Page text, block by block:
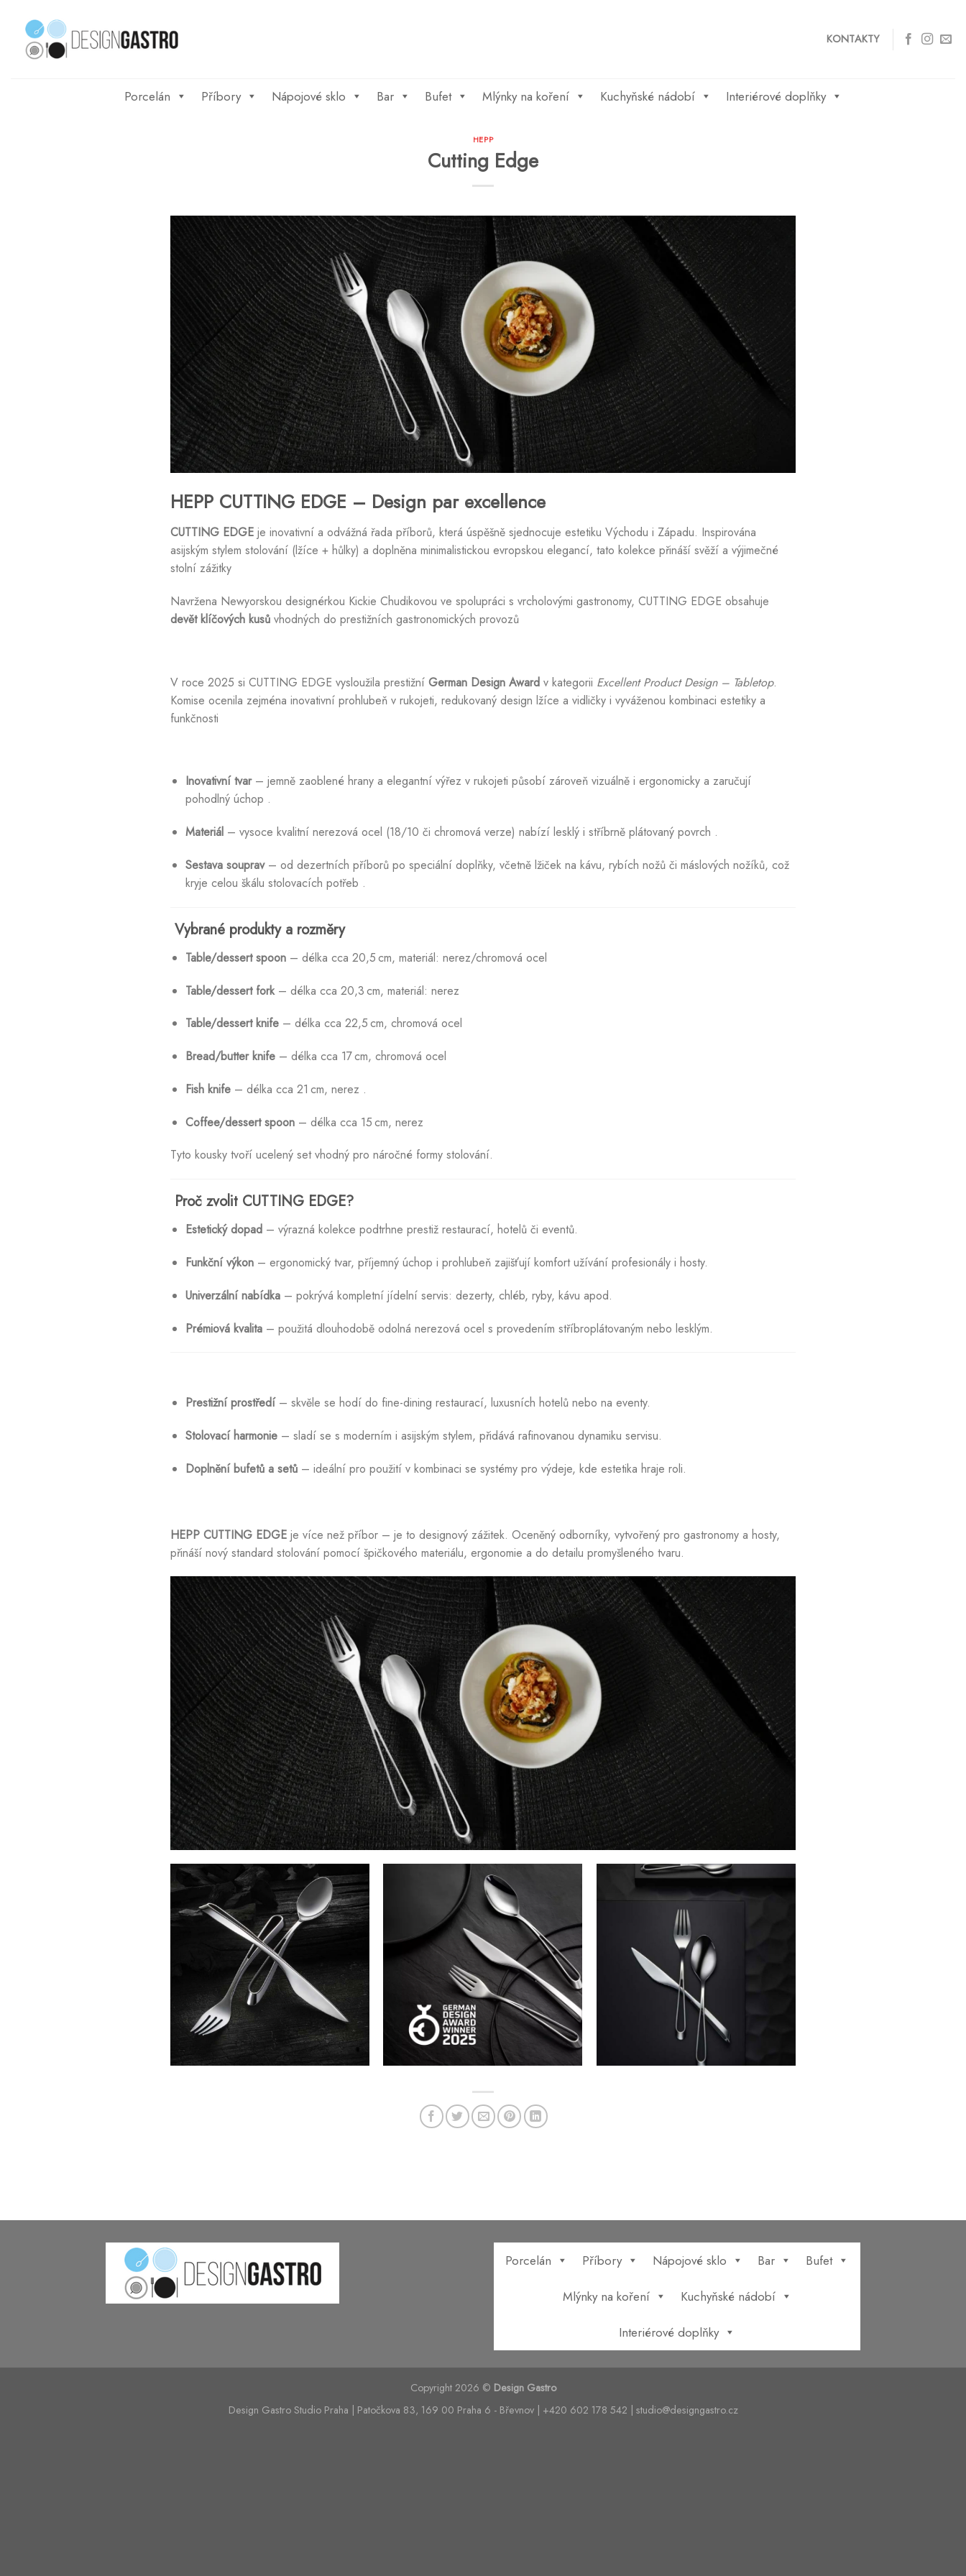
content
KONTAKTY
Porcelán Příbory Nápojové sklo Bar Bufet Mlýnky na koření Kuchyňské nádobí Interiérové doplňky
HEPP
Cutting Edge
HEPP CUTTING EDGE – Design par excellence
CUTTING EDGE je inovativní a odvážná řada příborů, která úspěšně sjednocuje estetiku Východu i Západu. Inspirována
asijským stylem stolování (lžíce + hůlky) a doplněna minimalistickou evropskou elegancí, tato kolekce přináší svěží a výjimečné
stolní zážitky
Navržena Newyorskou designérkou Kickie Chudikovou ve spolupráci s vrcholovými gastronomy, CUTTING EDGE obsahuje
devět klíčových kusů vhodných do prestižních gastronomických provozů
V roce 2025 si CUTTING EDGE vysloužila prestižní German Design Award v kategorii Excellent Product Design – Tabletop.
Komise ocenila zejména inovativní prohlubeň v rukojeti, redukovaný design lžíce a vidličky i vyváženou kombinaci estetiky a
funkčnosti
Inovativní tvar– jemně zaoblené hrany a elegantní výřez v rukojeti působí zároveň vizuálně i ergonomicky a zaručují
pohodlný úchop .
Materiál– vysoce kvalitní nerezová ocel (18/10 či chromová verze) nabízí lesklý i stříbrně plátovaný povrch .
Sestava souprav– od dezertních příborů po speciální doplňky, včetně lžiček na kávu, rybích nožů či máslových nožíků, což
kryje celou škálu stolovacích potřeb .
Vybrané produkty a rozměry
Table/dessert spoon– délka cca 20,5 cm, materiál: nerez/chromová ocel
Table/dessert fork– délka cca 20,3 cm, materiál: nerez
Table/dessert knife– délka cca 22,5 cm, chromová ocel
Bread/butter knife– délka cca 17 cm, chromová ocel
Fish knife– délka cca 21 cm, nerez .
Coffee/dessert spoon– délka cca 15 cm, nerez
Tyto kousky tvoří ucelený set vhodný pro náročné formy stolování.
Proč zvolit CUTTING EDGE?
Estetický dopad– výrazná kolekce podtrhne prestiž restaurací, hotelů či eventů.
Funkční výkon– ergonomický tvar, příjemný úchop i prohlubeň zajišťují komfort užívání profesionály i hosty.
Univerzální nabídka– pokrývá kompletní jídelní servis: dezerty, chléb, ryby, kávu apod.
Prémiová kvalita– použitá dlouhodobě odolná nerezová ocel s provedením stříbroplátovaným nebo lesklým.
Prestižní prostředí– skvěle se hodí do fine-dining restaurací, luxusních hotelů nebo na eventy.
Stolovací harmonie– sladí se s moderním i asijským stylem, přidává rafinovanou dynamiku servisu.
Doplnění bufetů a setů– ideální pro použití v kombinaci se systémy pro výdeje, kde estetika hraje roli.
HEPP CUTTING EDGE je více než příbor – je to designový zážitek. Oceněný odborníky, vytvořený pro gastronomy a hosty,
přináší nový standard stolování pomocí špičkového materiálu, ergonomie a do detailu promyšleného tvaru.
Porcelán Příbory Nápojové sklo Bar Bufet
Mlýnky na koření Kuchyňské nádobí
Interiérové doplňky
Copyright 2026 © Design Gastro
Design Gastro Studio Praha | Patočkova 83, 169 00 Praha 6 - Břevnov | +420 602 178 542 | studio@designgastro.cz